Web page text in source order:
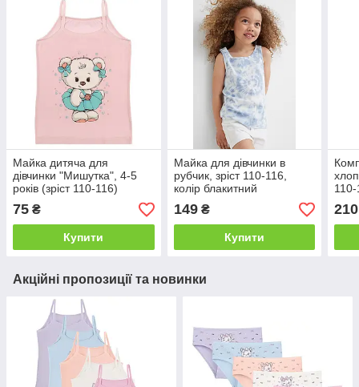
Майка дитяча для
дівчинки "Мишутка", 4-5
років (зріст 110-116)
75 ₴
Купити
Майка для дівчинки в
рубчик, зріст 110-116,
колір блакитний
149₴
Купити
110-
210
Акційні пропозиції та новинки